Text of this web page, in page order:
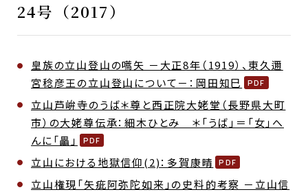
24号（2017）
皇族の立山登山の嚆矢 －大正8年（1919）、東久邇
宮稔彦王の立山登山について－：岡田知巳
立山芦峅寺のうば＊尊と西正院大姥堂（長野県大町
市）の大姥尊伝承：細木ひとみ ＊「うば」＝「女」へ
んに「畾」
立山における地獄信仰(2)：多賀康晴
立山権現「矢疵阿弥陀如来」の史料的考察 －立山信